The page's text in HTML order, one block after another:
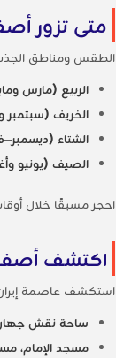
متى تزور
الطقس ومناطق
الربيع (مارس
الخريف (سبتمبر
الشتاء
الصيف (يونيو
احجز مسبقًا خلال
اكتشف
استكشف عاصمة
ساحة نقش
مسجد الإمام،